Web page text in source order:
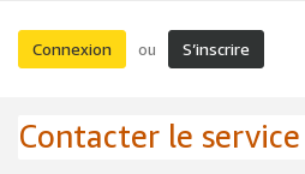
Connexion ou S’inscrire
Contacter le